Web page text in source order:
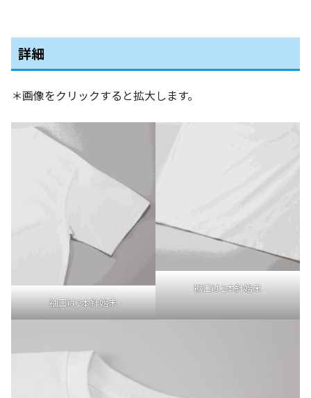
詳細
＊画像をクリックすると拡大します。
袖口は2本針始末
裾口は2本針始末